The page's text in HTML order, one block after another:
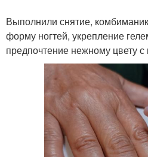
Выполнили снятие,
форму ногтей, укрепление
предпочтение нежному цвету